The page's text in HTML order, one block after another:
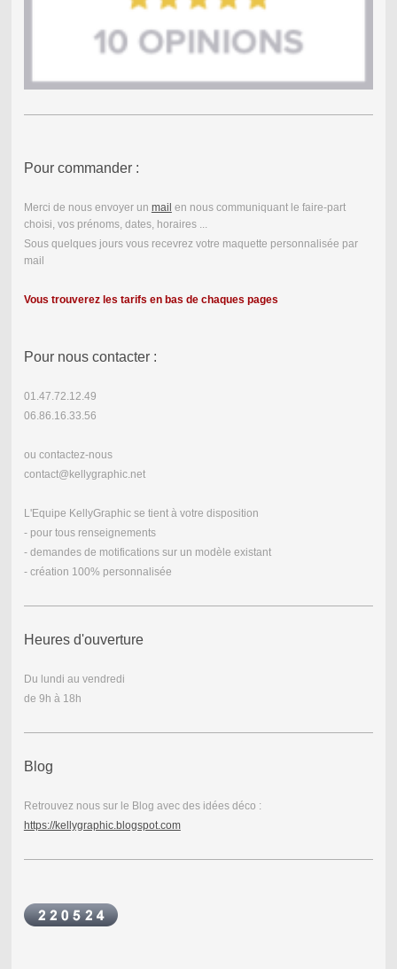
Pour commander :
Merci de nous envoyer un mail en nous communiquant le faire-part
choisi, vos prénoms, dates, horaires ...
Sous quelques jours vous recevrez votre maquette personnalisée par
mail
Vous trouverez les tarifs en bas de chaques pages
Pour nous contacter :
01.47.72.12.49
06.86.16.33.56
ou contactez-nous
contact@kellygraphic.net
L'Equipe KellyGraphic se tient à votre disposition
- pour tous renseignements
- demandes de motifications sur un modèle existant
- création 100% personnalisée
Heures d'ouverture
Du lundi au vendredi
de 9h à 18h
Blog
Retrouvez nous sur le Blog avec des idées déco :
https://kellygraphic.blogspot.com